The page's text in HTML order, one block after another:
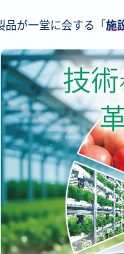
が一堂に会する「 施